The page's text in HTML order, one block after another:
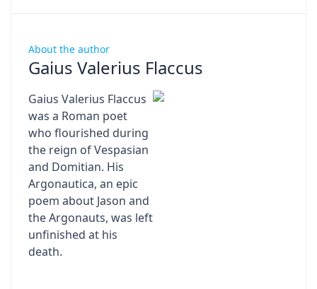
About the author
Gaius Valerius Flaccus
Gaius Valerius Flaccus
was a Roman poet
who flourished during
the reign of Vespasian
and Domitian. His
Argonautica, an epic
poem about Jason and
the Argonauts, was left
unfinished at his
death.